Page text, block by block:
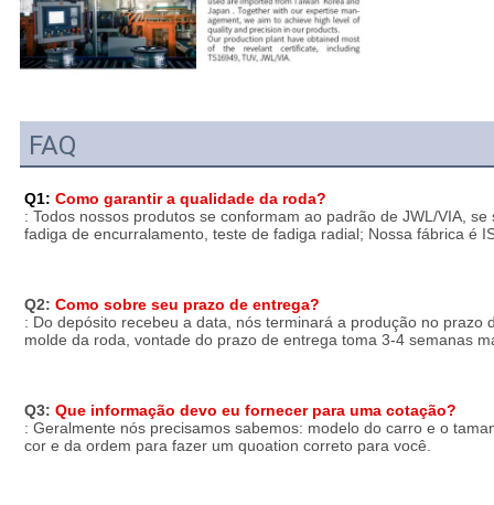
FAQ
Q1: Como garantir a qualidade da roda?
: Todos nossos produtos se conformam ao padrão de JWL/VIA,
fadiga de encurralamento, teste de fadiga radial; Nossa fábrica é
Q2: Como sobre seu prazo de entrega?
: Do depósito recebeu a data, nós terminará a produção no prazo
molde da roda, vontade do prazo de entrega toma 3-4 semanas
Q3: Que informação devo eu fornecer para uma cotação?
: Geralmente nós precisamos sabemos: modelo do carro e o
cor e da ordem para fazer um quoation correto para você.